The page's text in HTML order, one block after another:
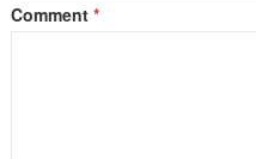
Comment *